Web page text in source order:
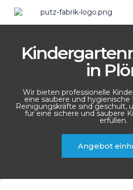
in
Wir bieten professionelle
eine saubere und
Reinigungskräfte sind geschult,
für eine sichere und saubere
erfüllen.
Angebot